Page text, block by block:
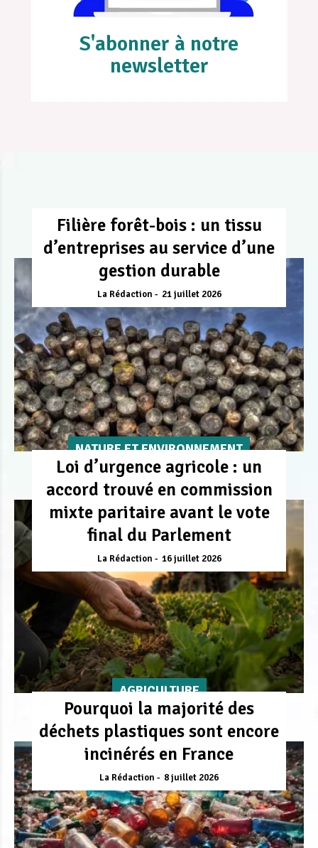
S'abonner à notre
newsletter
Filière forêt-bois : un tissu
d’entreprises au service d’une
gestion durable
La Rédaction 21 juillet 2026
NATURE ET ENVIRONNEMENT
Loi d’urgence agricole : un
accord trouvé en commission
mixte paritaire avant le vote
final du Parlement
La Rédaction 16 juillet 2026
AGRICULTURE
Pourquoi la majorité des
déchets plastiques sont encore
incinérés en France
La Rédaction 8 juillet 2026